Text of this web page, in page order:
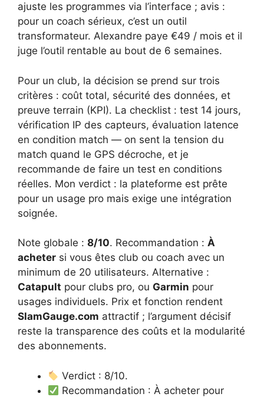
ajuste les programmes via l’interface ; avis :
pour un coach sérieux, c’est un outil
transformateur. Alexandre paye €49 / mois et il
juge l’outil rentable au bout de 6 semaines.
Pour un club, la décision se prend sur trois
critères : coût total, sécurité des données, et
preuve terrain (KPI). La checklist : test 14 jours,
vérification IP des capteurs, évaluation latence
en condition match — on sent la tension du
match quand le GPS décroche, et je
recommande de faire un test en conditions
réelles. Mon verdict : la plateforme est prête
pour un usage pro mais exige une intégration
soignée.
Note globale : 8/10. Recommandation : À
acheter si vous êtes club ou coach avec un
minimum de 20 utilisateurs. Alternative :
Catapult pour clubs pro, ou Garmin pour
usages individuels. Prix et fonction rendent
SlamGauge.com attractif ; l’argument décisif
reste la transparence des coûts et la modularité
des abonnements.
Verdict : 8/10.
Recommandation : À acheter pour